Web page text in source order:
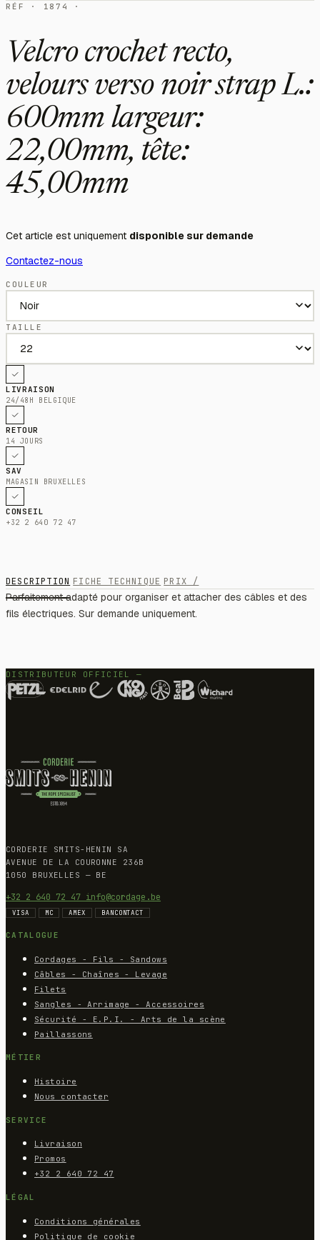
RÉF · 1874 ·
Velcro crochet recto,
velours verso noir strap L.:
600mm largeur:
22,00mm, tête:
45,00mm
Cet article est uniquement disponible sur demande
Contactez-nous
COULEUR
TAILLE
LIVRAISON
24/48H BELGIQUE
RETOUR
14 JOURS
SAV
MAGASIN BRUXELLES
CONSEIL
+32 2 640 72 47
DESCRIPTION FICHE TECHNIQUE PRIX /
Parfaitement adapté pour organiser et attacher des câbles et des
fils électriques. Sur demande uniquement.
DISTRIBUTEUR OFFICIEL —
CORDERIE SMITS-HENIN SA
AVENUE DE LA COURONNE 236B
1050 BRUXELLES — BE
+32 2 640 72 47 info@cordage.be
VISA MC AMEX BANCONTACT
CATALOGUE
Cordages - Fils - Sandows
Câbles - Chaînes - Levage
Filets
Sangles - Arrimage - Accessoires
Sécurité - E.P.I. - Arts de la scène
Paillassons
MÉTIER
Histoire
Nous contacter
SERVICE
Livraison
Promos
+32 2 640 72 47
LÉGAL
Conditions générales
Politique de cookie